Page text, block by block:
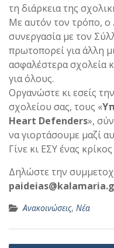
τη διάρκεια της
Με αυτόν τον τρόπο, ο
συνεργασία με τον
πρωτοπορεί για άλλη
ασφαλέστερα σχολεία
για όλους.
Οργανώστε κι εσείς
σχολείου σας, τους «
Heart Defenders»,
να γιορτάσουμε μαζί
Γίνε κι ΕΣΥ ένας
Δηλώστε την
Ανακοινώσεις, Νέα